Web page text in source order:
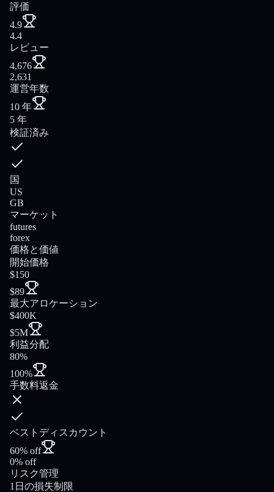
評価
4.9
4.4
レビュー
4,676
2,631
運営年数
10 年
5 年
検証済み
国
US
GB
マーケット
futures
forex
価格と価値
開始価格
$150
$89
最大アロケーション
$400K
$5M
利益分配
80%
100%
手数料返金
ベストディスカウント
60% off
0% off
リスク管理
1日の損失制限